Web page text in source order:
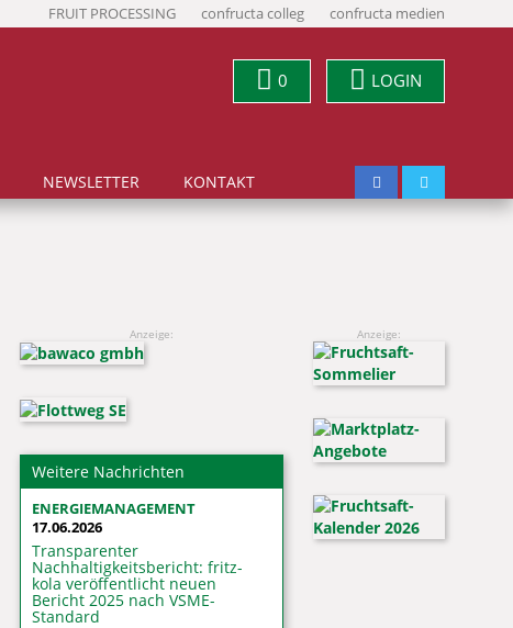
FRUIT PROCESSING confructa colleg confructa medien
0 LOGIN
NEWSLETTER KONTAKT
Anzeige:
Weitere Nachrichten
ENERGIEMANAGEMENT
17.06.2026
Transparenter
Nachhaltigkeitsbericht: fritz-
kola veröffentlicht neuen
Bericht 2025 nach VSME-
Standard
Anzeige: